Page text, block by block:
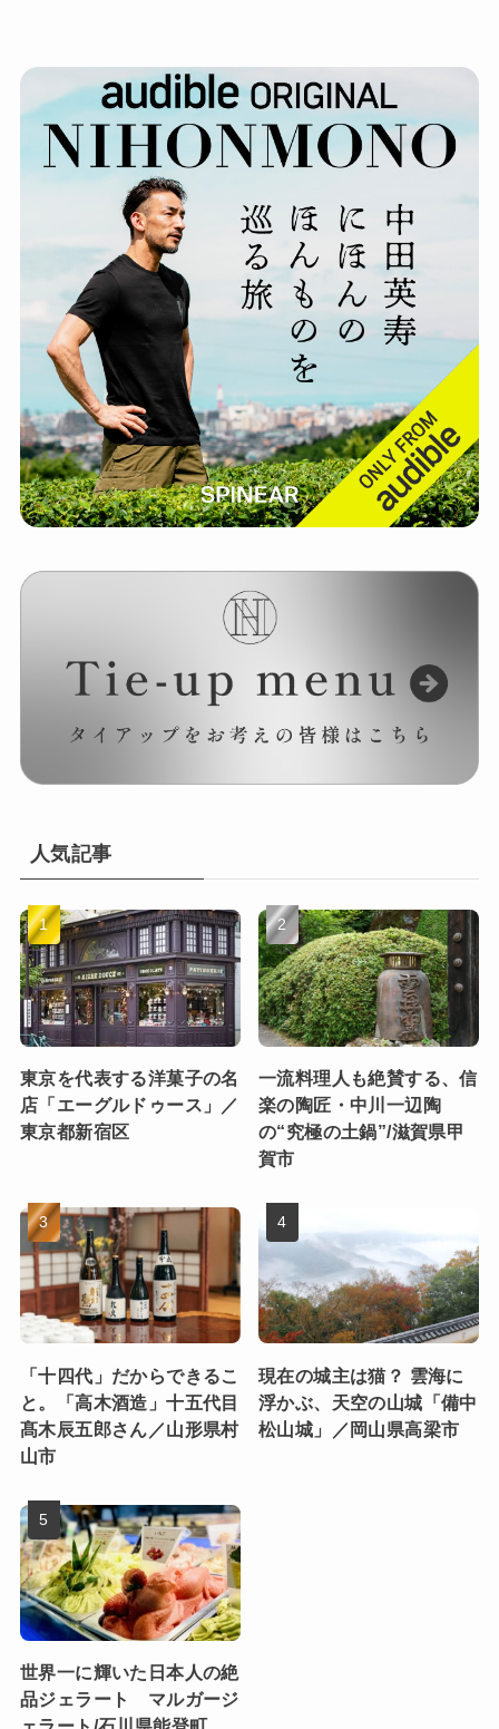
人気記事
東京を代表する洋菓子の名
店「エーグルドゥース」／
東京都新宿区
一流料理人も絶賛する、信
楽の陶匠・中川一辺陶
の“究極の土鍋”/滋賀県甲
賀市
「十四代」だからできるこ
と。「高木酒造」十五代目
髙木辰五郎さん／山形県村
山市
現在の城主は猫？ 雲海に
浮かぶ、天空の山城「備中
松山城」／岡山県高梁市
世界一に輝いた日本人の絶
品ジェラート マルガージ